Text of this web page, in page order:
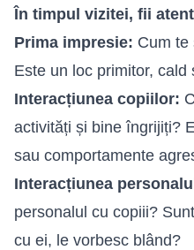
În timpul vizitei, fii
Prima impresie: Cum te
Este un loc primitor, cald
Interacțiunea copiilor:
activități și bine îngrijiți?
sau comportamente
Interacțiunea
personalul cu copiii?
cu ei, le vorbesc blând?